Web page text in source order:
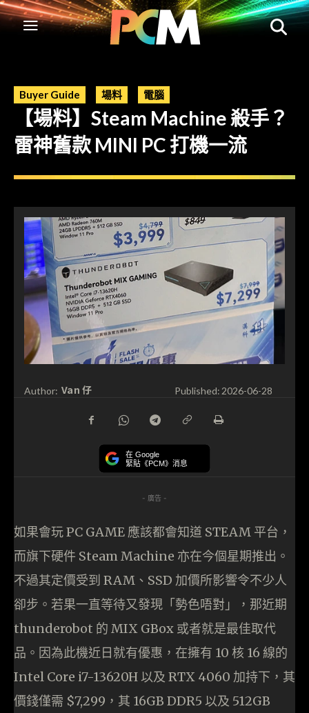
Buyer Guide 場料 電腦
【場料】Steam Machine 殺手？
雷神舊款 MINI PC 打機一流
Author: Van 仔 Published: 2026-06-28
在 Google
緊貼《PCM》消息
- 廣告 -
如果會玩 PC GAME 應該都會知道 STEAM 平台，
而旗下硬件 Steam Machine 亦在今個星期推出。
不過其定價受到 RAM、SSD 加價所影響令不少人
卻步。若果一直等待又發現「勢色唔對」，那近期
thunderobot 的 MIX GBox 或者就是最佳取代
品。因為此機近日就有優惠，在擁有 10 核 16 線的
Intel Core i7-13620H 以及 RTX 4060 加持下，其
價錢僅需 $7,299，其 16GB DDR5 以及 512GB